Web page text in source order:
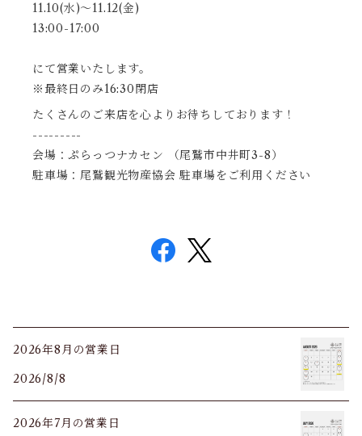
11.10(水)〜11.12(金)
13:00-17:00
にて営業いたします。
※最終日のみ16:30閉店
たくさんのご来店を心よりお待ちしております！
---------
会場：ぷらっつナカセン （尾鷲市中井町3-8）
駐車場：尾鷲観光物産協会 駐車場をご利用ください
2026年8月の営業日
2026/8/8
2026年7月の営業日